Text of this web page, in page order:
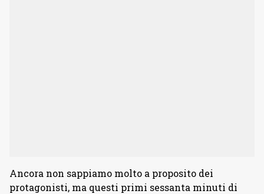
Ancora non sappiamo molto a proposito dei
protagonisti, ma questi primi sessanta minuti di